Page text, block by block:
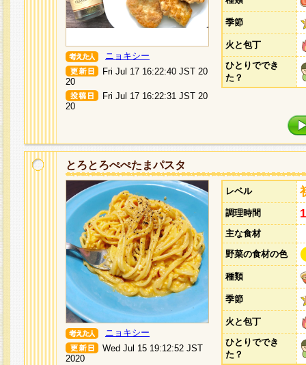
ニョキシー
Fri Jul 17 16:22:40 JST 20
20
Fri Jul 17 16:22:31 JST 20
20
季節
火と包丁
ひとりででき
た？
とろとろぺぺたまパスタ
ニョキシー
Wed Jul 15 19:12:52 JST
2020
レベル
調理時間
主な食材
野菜の食材の色
種類
季節
火と包丁
ひとりででき
た？